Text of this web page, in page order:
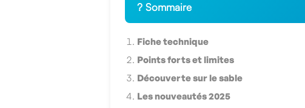
? Sommaire
Fiche technique
Points forts et limites
Découverte sur le sable
Les nouveautés 2025